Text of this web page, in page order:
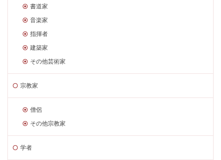
書道家
音楽家
指揮者
建築家
その他芸術家
宗教家
僧侶
その他宗教家
学者